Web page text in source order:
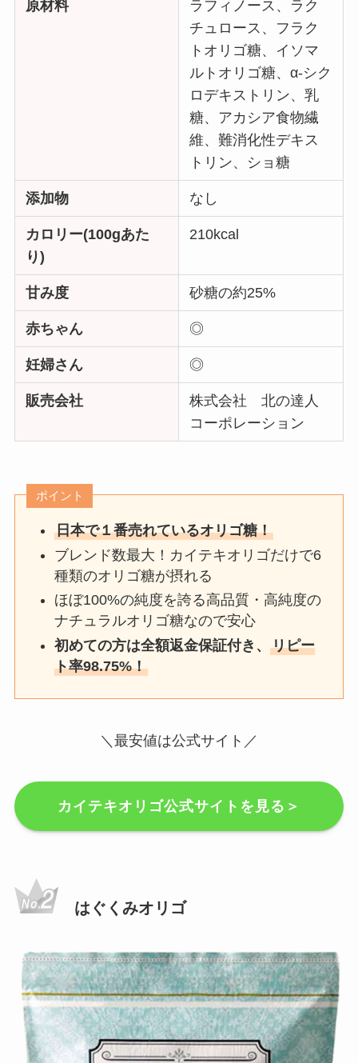
原材料
ラフィノース、ラク
チュロース、フラク
トオリゴ糖、イソマ
ルトオリゴ糖、α-シク
ロデキストリン、乳
糖、アカシア食物繊
維、難消化性デキス
トリン、ショ糖
添加物 なし
カロリー(100gあた
り)
210kcal
甘み度 砂糖の約25%
赤ちゃん ◎
妊婦さん ◎
販売会社
株式会社 北の達人
コーポレーション
ポイント
日本で１番売れているオリゴ糖！
ブレンド数最大！カイテキオリゴだけで6
種類のオリゴ糖が摂れる
ほぼ100%の純度を誇る高品質・高純度の
ナチュラルオリゴ糖なので安心
初めての方は全額返金保証付き、リピー
ト率98.75%！
＼最安値は公式サイト／
カイテキオリゴ公式サイトを見る＞
はぐくみオリゴ